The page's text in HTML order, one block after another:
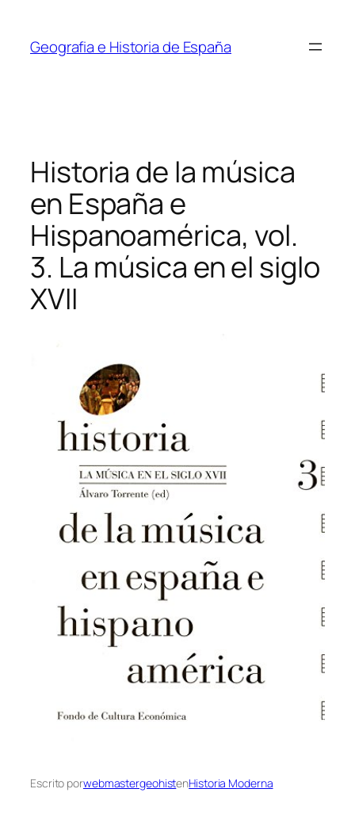
contenido
Geografia e Historia de España
Historia de la música
en España e
Hispanoamérica, vol.
3. La música en el siglo
XVII
Escrito porwebmastergeohistenHistoria Moderna